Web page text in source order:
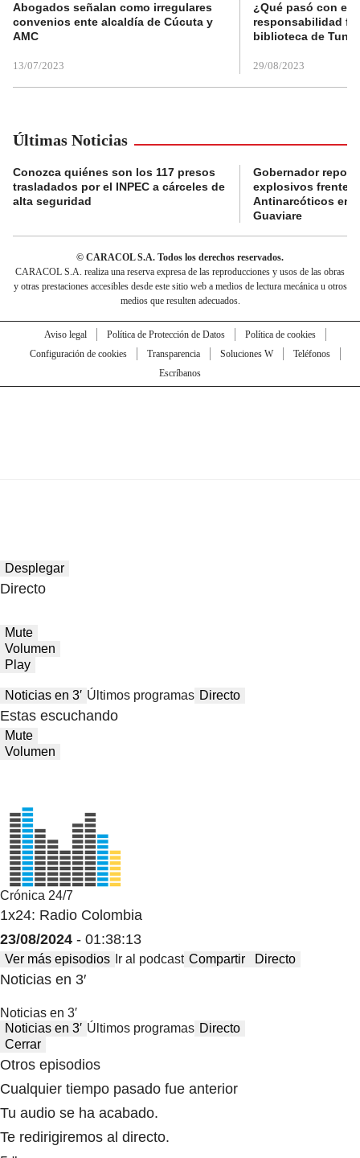
Abogados señalan como irregulares
convenios ente alcaldía de Cúcuta y
AMC
13/07/2023
¿Qué pasó con el
responsabilidad
biblioteca de
29/08/2023
Últimas Noticias
Conozca quiénes son los 117 presos
trasladados por el INPEC a cárceles de
alta seguridad
Gobernador
explosivos frente a
Antinarcóticos en
Guaviare
© CARACOL S.A. Todos los derechos reservados.
CARACOL S.A. realiza una reserva expresa de las reproducciones y usos de las obras
y otras prestaciones accesibles desde este sitio web a medios de lectura mecánica u otros
medios que resulten adecuados.
Aviso legal Política de Protección de Datos
Política de cookies
Configuración de cookies
Transparencia Soluciones W
Teléfonos
Escríbanos
Desplegar
Directo
Mute
Volumen
Play
Noticias en 3′ Últimos programas Directo
Estas escuchando
Mute
Volumen
Crónica 24/7
1x24: Radio Colombia
23/08/2024 - 01:38:13
Ver más episodios Ir al podcast Compartir Directo
Noticias en 3′
Noticias en 3′
Noticias en 3′ Últimos programas Directo
Cerrar
Otros episodios
Cualquier tiempo pasado fue anterior
Tu audio se ha acabado.
Te redirigiremos al directo.